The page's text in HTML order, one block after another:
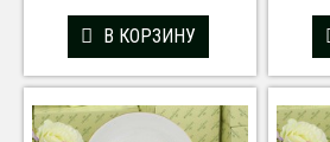
В КОРЗИНУ